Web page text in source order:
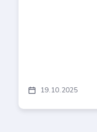
19 10 2025